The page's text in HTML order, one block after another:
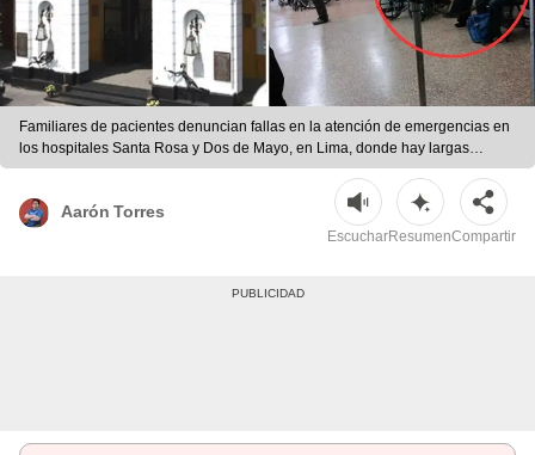
Familiares de pacientes denuncian fallas en la atención de emergencias en
los hospitales Santa Rosa y Dos de Mayo, en Lima, donde hay largas
esperas por falta de camas. | Foto: difusión
Aarón Torres
EscucharResumenCompartir